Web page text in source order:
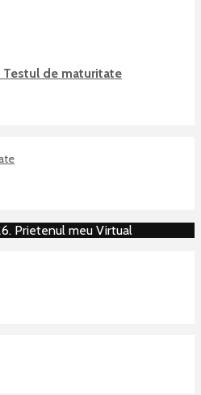
Testul de maturitate
Prietenul meu Virtual